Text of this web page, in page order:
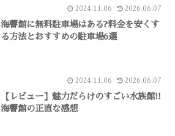
2024.11.06 2026.06.07
海響館に無料駐車場はある?料金を安くす
る方法とおすすめの駐車場6選
2024.11.06 2026.06.07
【レビュー】魅力だらけのすごい水族館!!
海響館の正直な感想